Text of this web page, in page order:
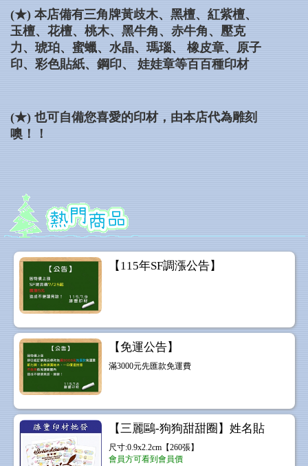
(★) 本店備有三角牌黃歧木、黑檀、紅紫檀、
玉檀、花檀、桃木、黑牛角、赤牛角、壓克
力、琥珀、蜜蠟、水晶、瑪瑙、 橡皮章、原子
印、彩色貼紙、鋼印、 娃娃章等百百種印材
(★) 也可自備您喜愛的印材，由本店代為雕刻
噢！！
【115年SF調漲公告】
【免運公告】
滿3000元先匯款免運費
【三麗鷗-狗狗甜甜圈】姓名貼
尺寸:0.9x2.2cm【260張】
會員方可看到會員價